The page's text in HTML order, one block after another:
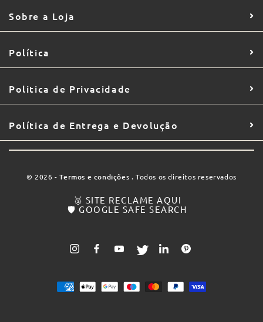
Sobre a Loja
Política
Politica de Privacidade
Política de Entrega e Devolução
© 2026 -Termos e condições . Todos os direitos reservados
🥈 SITE RECLAME AQUI
🛡️ GOOGLE SAFE SEARCH